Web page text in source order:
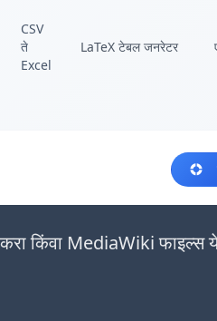
CSV
ते
Excel
LaTeX टेबल जनरेटर
किंवा MediaWiki फाइल्स